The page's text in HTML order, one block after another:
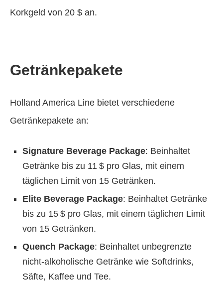
Korkgeld von 20 $ an.
Getränkepakete
Holland America Line bietet verschiedene
Getränkepakete an:
Signature Beverage Package: Beinhaltet
Getränke bis zu 11 $ pro Glas, mit einem
täglichen Limit von 15 Getränken.
Elite Beverage Package: Beinhaltet Getränke
bis zu 15 $ pro Glas, mit einem täglichen Limit
von 15 Getränken.
Quench Package: Beinhaltet unbegrenzte
nicht-alkoholische Getränke wie Softdrinks,
Säfte, Kaffee und Tee.